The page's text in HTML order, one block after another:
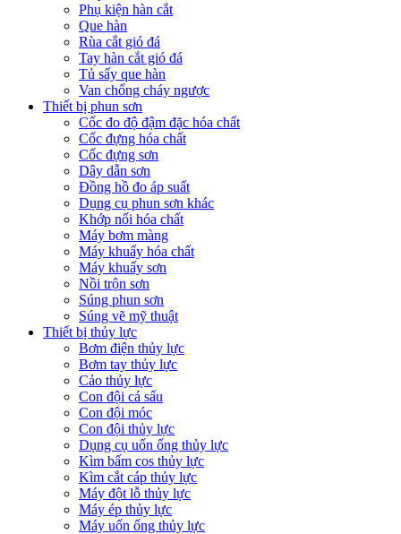
Phụ kiện hàn cắt
Que hàn
Rùa cắt gió đá
Tay hàn cắt gió đá
Tủ sấy que hàn
Van chống cháy ngược
Thiết bị phun sơn
Cốc đo độ đậm đặc hóa chất
Cốc đựng hóa chất
Cốc đựng sơn
Dây dẫn sơn
Đồng hồ đo áp suất
Dụng cụ phun sơn khác
Khớp nối hóa chất
Máy bơm màng
Máy khuấy hóa chất
Máy khuấy sơn
Nồi trộn sơn
Súng phun sơn
Súng vẽ mỹ thuật
Thiết bị thủy lực
Bơm điện thủy lực
Bơm tay thủy lực
Cảo thủy lực
Con đội cá sấu
Con đội móc
Con đội thủy lực
Dụng cụ uốn ống thủy lực
Kìm bấm cos thủy lực
Kìm cắt cáp thủy lực
Máy đột lỗ thủy lực
Máy ép thủy lực
Máy uốn ống thủy lực